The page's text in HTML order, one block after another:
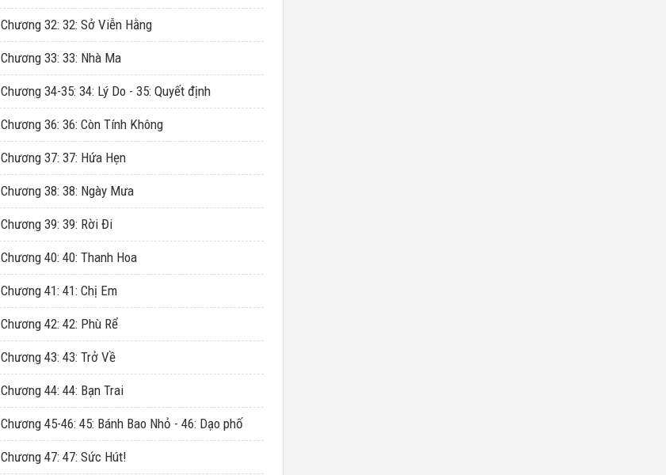
Chương 32: 32: Sở Viễn Hằng
Chương 33: 33: Nhà Ma
Chương 34-35: 34: Lý Do - 35: Quyết định
Chương 36: 36: Còn Tính Không
Chương 37: 37: Hứa Hẹn
Chương 38: 38: Ngày Mưa
Chương 39: 39: Rời Đi
Chương 40: 40: Thanh Hoa
Chương 41: 41: Chị Em
Chương 42: 42: Phù Rể
Chương 43: 43: Trở Về
Chương 44: 44: Bạn Trai
Chương 45-46: 45: Bánh Bao Nhỏ - 46: Dạo phố
Chương 47: 47: Sức Hút!